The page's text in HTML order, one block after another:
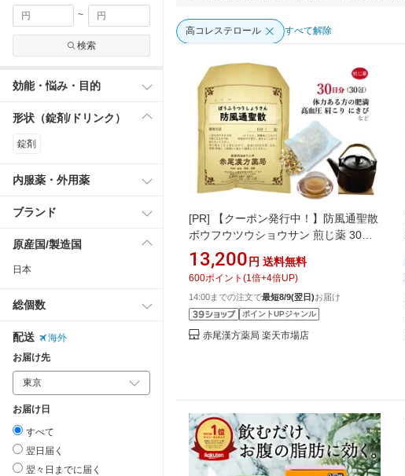
~
検索
効能・悩み・目的
形状（錠剤/ドリンク）
錠剤
内服薬・外用薬
ブランド
原産国/製造国
日本
総個数
配送
海外
お届け先
お届け日
すべて
翌日届く
翌々日までに届く
高コレステロール すべて解除
[PR]
【クーポン発行中！】防風通聖散
ボウフウツウショウサン 煎じ薬 30日
分30包 過食 運動不足による肥満 高血
圧 糖尿病 便秘 肩こり 薬局製剤 ぼうふ
うつうしょうさん
13,200円 送料無料
600ポイント (1 倍+4倍UP)
14:00までの注文で最短8/9(翌日)お届け
ポイントUPジャンル
赤尾漢方薬局 楽天市場店